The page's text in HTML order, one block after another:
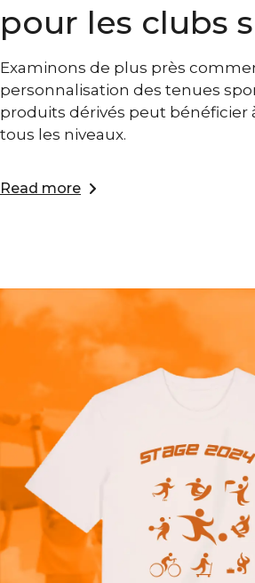
pour les clubs
Examinons de plus près
personnalisation des tenues
produits dérivés peut bénéficier
tous les niveaux.
Read more